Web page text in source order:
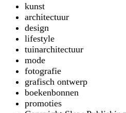
kunst
architectuur
design
lifestyle
tuinarchitectuur
mode
fotografie
grafisch ontwerp
boekenbonnen
promoties